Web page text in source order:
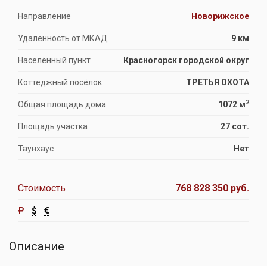
Направление Новорижское
Удаленность от МКАД 9 км
Населённый пункт Красногорск городской округ
Коттеджный посёлок ТРЕТЬЯ ОХОТА
Общая площадь дома 1072 м2
Площадь участка 27 сот.
Таунхаус Нет
Стоимость 768 828 350 руб.
Описание